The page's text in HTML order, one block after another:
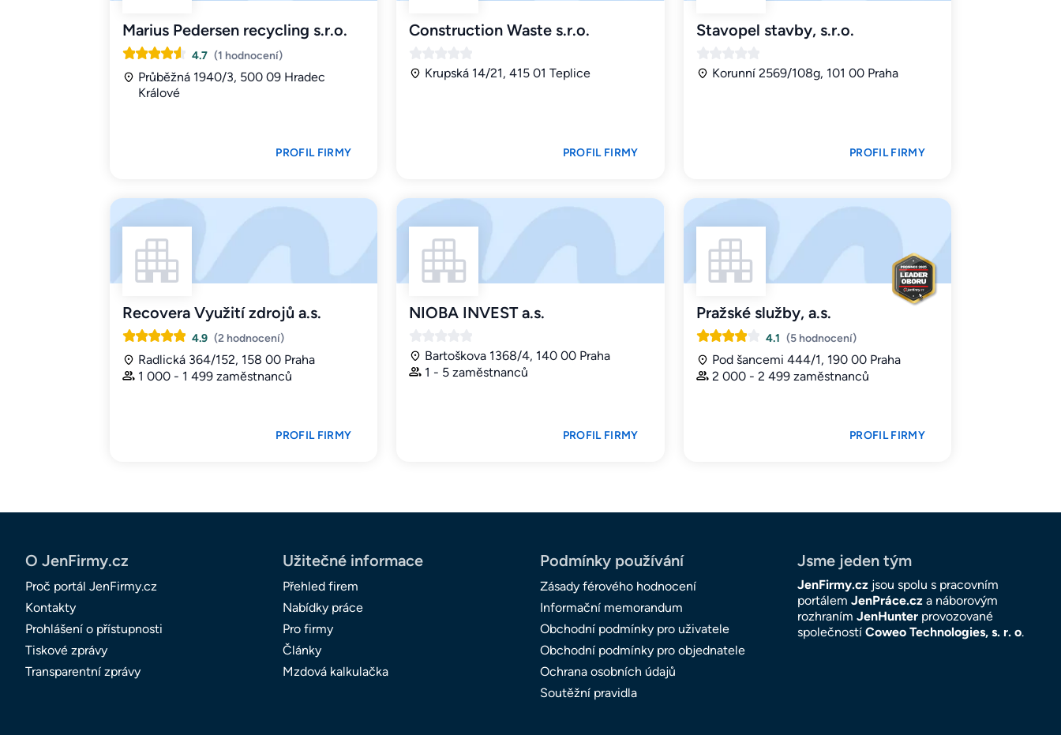
Marius Pedersen recycling s.r.o.
4.7 (1 hodnocení)
Průběžná 1940/3, 500 09 Hradec
Králové
PROFIL FIRMY
Construction Waste s.r.o.
Krupská 14/21, 415 01 Teplice
PROFIL FIRMY
Stavopel stavby, s.r.o.
Korunní 2569/108g, 101 00 Praha
PROFIL FIRMY
Recovera Využití zdrojů a.s.
4.9 (2 hodnocení)
Radlická 364/152, 158 00 Praha
1 000 - 1 499 zaměstnanců
PROFIL FIRMY
NIOBA INVEST a.s.
Bartoškova 1368/4, 140 00 Praha
1 - 5 zaměstnanců
PROFIL FIRMY
Pražské služby, a.s.
4.1 (5 hodnocení)
Pod šancemi 444/1, 190 00 Praha
2 000 - 2 499 zaměstnanců
PROFIL FIRMY
O JenFirmy.cz
Proč portál JenFirmy.cz
Kontakty
Prohlášení o přístupnosti
Tiskové zprávy
Transparentní zprávy
Užitečné informace
Přehled firem
Nabídky práce
Pro firmy
Články
Mzdová kalkulačka
Podmínky používání
Zásady férového hodnocení
Informační memorandum
Obchodní podmínky pro uživatele
Obchodní podmínky pro objednatele
Ochrana osobních údajů
Soutěžní pravidla
Jsme jeden tým
JenFirmy.cz jsou spolu s pracovním
portálem JenPráce.cz a náborovým
rozhraním JenHunter provozované
společností Coweo Technologies, s. r. o.